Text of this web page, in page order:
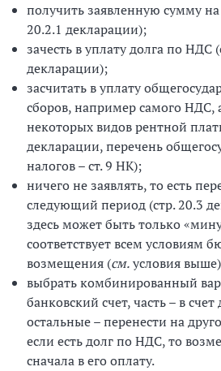
получить заявленную сумму на
20.2.1 декларации);
зачесть в уплату долга по НДС
декларации);
засчитать в уплату
сборов, например самого НДС,
некоторых видов рентной
декларации, перечень
налогов – ст. 9 НК);
ничего не заявлять, то есть
следующий период (стр. 20.3
здесь может быть только
соответствует всем условиям
возмещения (см.условия
выбрать комбинированный
банковский счет, часть – в
остальные – перенести на
если есть долг по НДС, то
сначала в его оплату.